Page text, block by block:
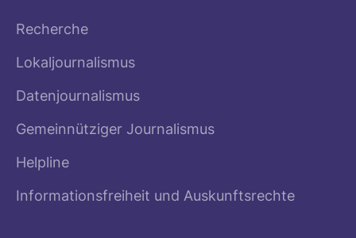
Recherche
Lokaljournalismus
Datenjournalismus
Gemeinnütziger Journalismus
Helpline
Informationsfreiheit und Auskunftsrechte